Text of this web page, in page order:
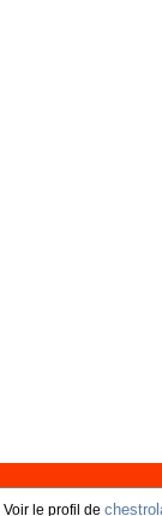
Voir le profil de